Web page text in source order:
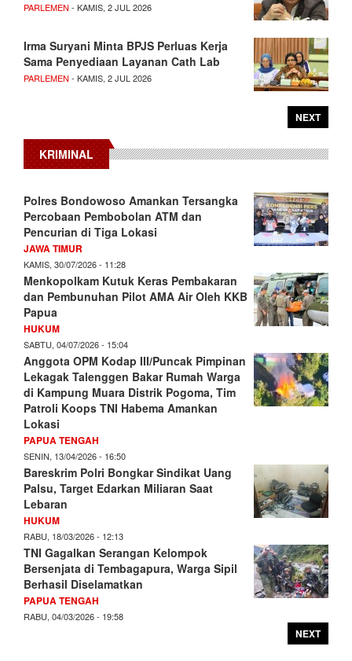
PARLEMEN - KAMIS, 2 JUL 2026
Irma Suryani Minta BPJS Perluas Kerja
Sama Penyediaan Layanan Cath Lab
PARLEMEN - KAMIS, 2 JUL 2026
NEXT
KRIMINAL
Polres Bondowoso Amankan Tersangka
Percobaan Pembobolan ATM dan
Pencurian di Tiga Lokasi
JAWA TIMUR
KAMIS, 30/07/2026 - 11:28
Menkopolkam Kutuk Keras Pembakaran
dan Pembunuhan Pilot AMA Air Oleh KKB
Papua
HUKUM
SABTU, 04/07/2026 - 15:04
Anggota OPM Kodap III/Puncak Pimpinan
Lekagak Talenggen Bakar Rumah Warga
di Kampung Muara Distrik Pogoma, Tim
Patroli Koops TNI Habema Amankan
Lokasi
PAPUA TENGAH
SENIN, 13/04/2026 - 16:50
Bareskrim Polri Bongkar Sindikat Uang
Palsu, Target Edarkan Miliaran Saat
Lebaran
HUKUM
RABU, 18/03/2026 - 12:13
TNI Gagalkan Serangan Kelompok
Bersenjata di Tembagapura, Warga Sipil
Berhasil Diselamatkan
PAPUA TENGAH
RABU, 04/03/2026 - 19:58
NEXT